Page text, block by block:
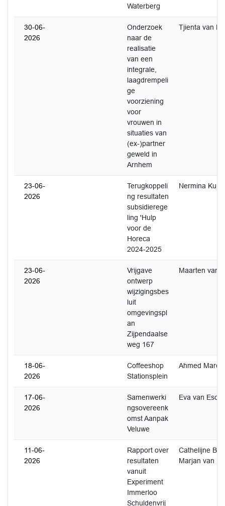
Waterberg
30-06-
2026
Onderzoek
naar de
realisatie
van een
integrale,
laagdrempeli
ge
voorziening
voor
vrouwen in
situaties van
(ex-)partner
geweld in
Arnhem
Tjienta van
23-06-
2026
Terugkoppeli
ng resultaten
subsidierege
ling 'Hulp
voor de
Horeca
2024-2025
Nermina
23-06-
2026
Vrijgave
ontwerp
wijzigingsbes
luit
omgevingspl
an
Zijpendaalse
weg 167
Maarten van
18-06-
2026
Coffeeshop
Stationsplein
Ahmed
17-06-
2026
Samenwerki
ngsovereenk
omst Aanpak
Veluwe
Eva van Esch
11-06-
2026
Rapport over
resultaten
vanuit
Experiment
Immerloo
Schuldenvrij
Cathelijne
Marjan van